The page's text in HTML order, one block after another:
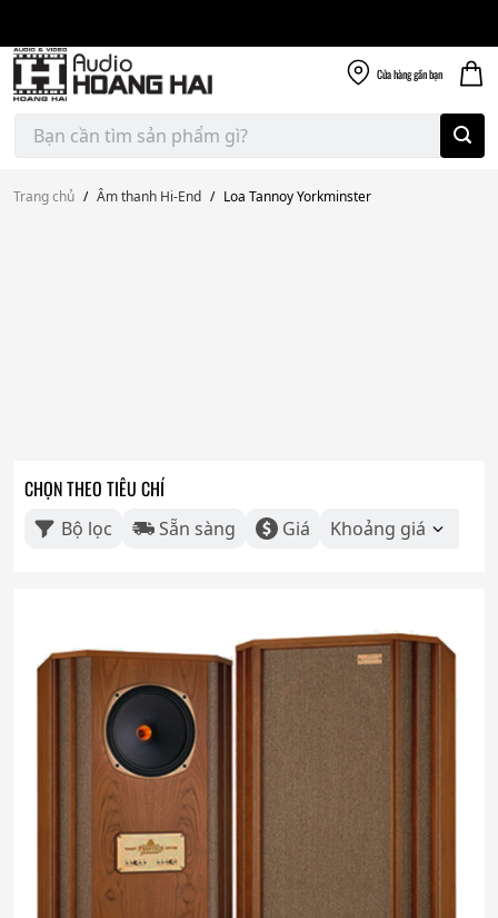
content
Cửa hànggần bạn
Tìm
kiếm:
Trang chủ / Âm thanh Hi-End / Loa Tannoy Yorkminster
CHỌN THEO TIÊU CHÍ
Bộ lọc Sẵn sàng Giá Khoảng giá